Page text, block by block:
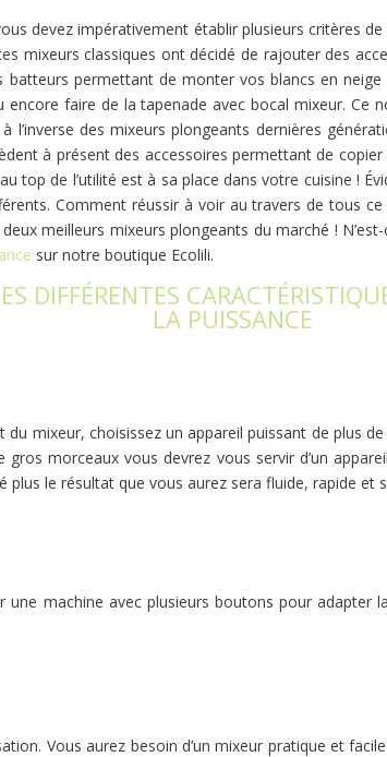
devez impérativement établir plusieurs critères
mixeurs classiques ont décidé de rajouter des
permettant de monter vos blancs en
faire de la tapenade avec bocal mixeur. Ce
des mixeurs plongeants dernières
à présent des accessoires permettant de
top de l’utilité est à sa place dans votre cuisine !
Comment réussir à voir au travers de tous
meilleurs mixeurs plongeants du marché !
sur notre boutique Ecolili.
DIFFÉRENTES
LA PUISSANCE
mixeur, choisissez un appareil puissant de plus
morceaux vous devrez vous servir d’un
le résultat que vous aurez sera fluide, rapide et
machine avec plusieurs boutons pour adapter
Vous aurez besoin d’un mixeur pratique et